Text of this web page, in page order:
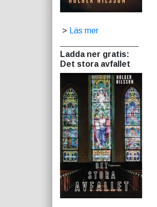
> Läs mer
Ladda ner gratis:
Det stora avfallet